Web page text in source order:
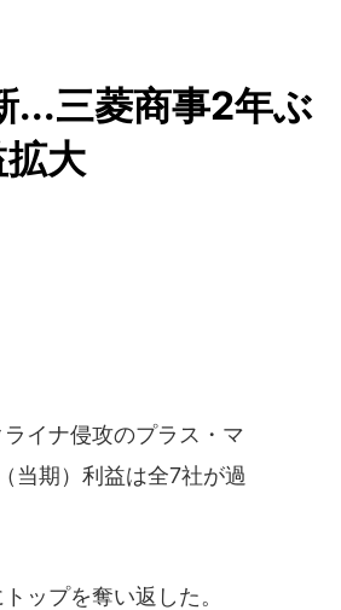
...三菱商事2年ぶ
大
イナ侵攻のプラス・マ
当期）利益は全7社が過
ップを奪い返した。